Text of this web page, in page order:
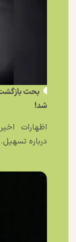
بحث
شد!
اظهارات
درباره